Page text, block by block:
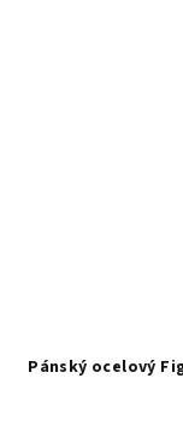
Pánský ocelový